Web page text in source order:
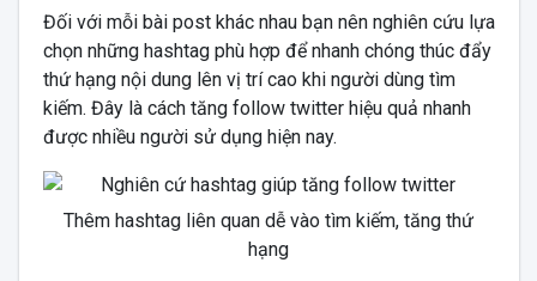
Đối với mỗi bài post khác nhau bạn nên nghiên cứu lựa
chọn những hashtag phù hợp để nhanh chóng thúc đẩy
thứ hạng nội dung lên vị trí cao khi người dùng tìm
kiếm. Đây là cách tăng follow twitter hiệu quả nhanh
được nhiều người sử dụng hiện nay.
Thêm hashtag liên quan dễ vào tìm kiếm, tăng thứ
hạng